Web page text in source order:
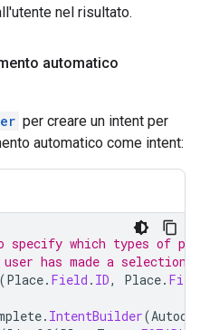
nel risultato.
automatico
per creare un intent per
automatico come intent:
which types of
has made a selection.
(Place. Field . ID, Place.
. IntentBuilder(